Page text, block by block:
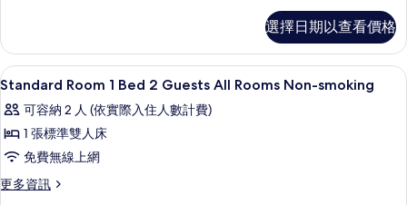
2
Beds,
All
Rooms
Non-
smoking)
的
Room,
Non-
smoking
Room,
2
Beds,
All
Rooms
Non-
選擇日期以查看價格
顯
示
Standard
Room
Bed
羽絨被、書桌、筆電工作空間、遮光
2
Standard Room 1 Bed 2 Guests All Rooms Non-smoking
可容納 2 人 (依實際入住人數計費)
1 張標準雙人床
免費無線上網
更多資訊
更